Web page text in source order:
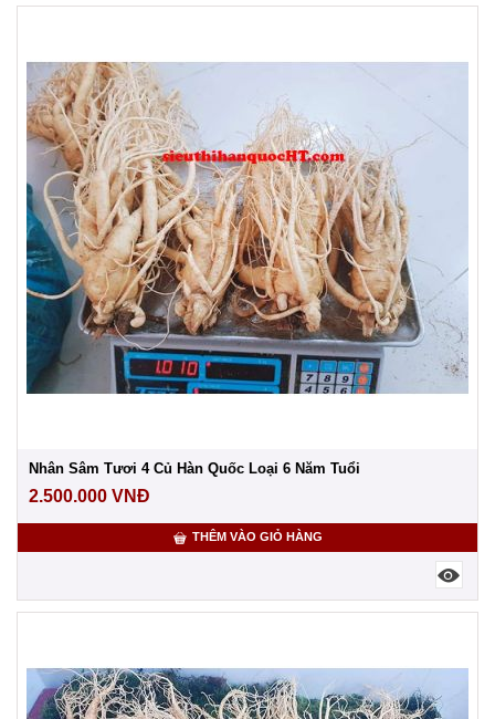
Nhân Sâm Tươi 4 Củ Hàn Quốc Loại 6 Năm Tuổi
2.500.000 VNĐ
THÊM VÀO GIỎ HÀNG